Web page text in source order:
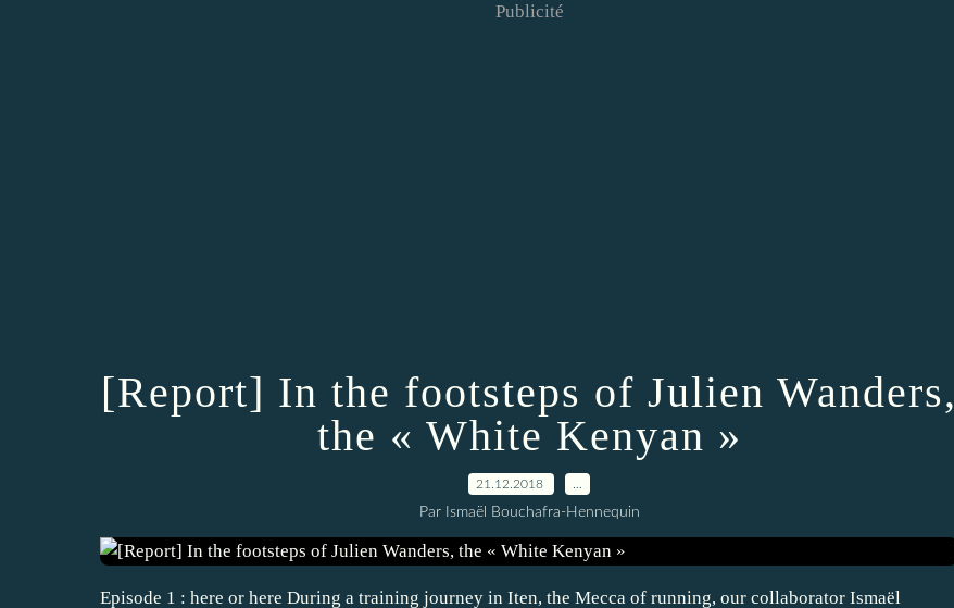
Publicité
[Report] In the footsteps of Julien Wanders,
the « White Kenyan »
21.12.2018
Par Ismaël Bouchafra-Hennequin
Episode 1 : here or here During a training journey in Iten, the Mecca of running, our collaborator Ismaël